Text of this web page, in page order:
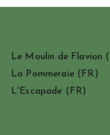
Le Moulin de Flavion
La Pommeraie(FR)
L'Escapade (FR)